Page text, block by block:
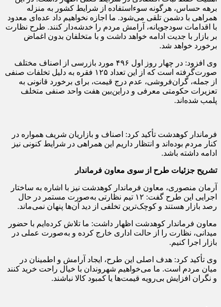
برهه حساس، هرگونه سوءاستفاده از شرایط کشور به منزله
همراهی با دشمن تلقی می‌شود. ما اجازه نخواهیم داد عده‌ای معدود
با اقدامات سودجویانه، آرامش مردم را خدشه‌دار کنند. طرح نظارت
بر بازار با جدیت ادامه خواهد داشت و با متخلفان بدون اغماض
برخورد خواهد شد.
وی افزود: در چهار روز اول ۴۹۶ مورد بازرسی از اصناف مختلف
صورت‌گرفته است که از این تعداد ۱۲۵ فقره به دلیل تخلفات صنفی
از جمله، گران‌فروشی، عدم درج قیمت، برای برخورد قانونی به
تعزیرات حکومتی معرفی و دراین‌بین هفت واحد صنفی متخلف
پلمب شده‌اند.
فرماندار کوهدشت تأکید کرد: اصناف و بازاریان شریف همواره در
کنار مردم بوده‌اند و انتظار داریم این همراهی در شرایط کنونی نیز
ادامه داشته باشد.
تشریح جزئیات طرح از سوی معاون فرماندار
آرمان منصوری، معاون فرماندار کوهدشت نیز با اشاره به ساختار
اجرایی این طرح گفت: ۱۲ تیم نظارتی به‌صورت مستمر در حال
رصد بازار هستند و کوچک‌ترین تخلفی از دید آن‌ها پنهان نمی‌ماند.
معاون فرماندار کوهدشت اظهار داشت: ما تلاش کرده‌ایم با حضور
میدانی، نظارت را از حالت اداری خارج کرده و به‌صورت عملی در
بازار اجرا کنیم.
وی تأکید کرد: هدف اصلی این طرح، ایجاد آرامش و اطمینان در
میان مردم است. ما می‌خواهیم شهروندان با خیال راحت خرید کنند
و نگران افزایش بی‌رویه قیمت‌ها یا کمبود کالا نباشند.